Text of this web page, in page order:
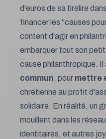
d'euros de sa tirelire
financer les "causes
content d'agir en
embarquer tout son
cause philanthropique. Il
commun, pour mettre
chrétienne au profit
solidaire. En réalité, un
mouillent dans les
identitaires, et autres